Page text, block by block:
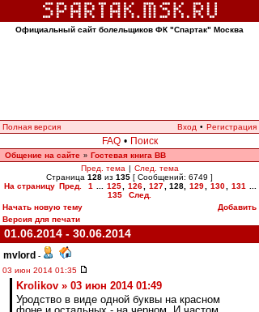
Официальный сайт болельщиков ФК "Спартак" Москва
Полная версия Вход • Регистрация
FAQ • Поиск
Общение на сайте » Гостевая книга ВВ
Пред. тема | След. тема
Страница 128 из 135 [ Сообщений: 6749 ]
На страницу Пред. 1 125 126 127 128, 129 130 131
135
След.
Начать новую тему
Добавить
Версия для печати
01.06.2014 - 30.06.2014
mvlord -
03 июн 2014 01:35
Krolikov » 03 июн 2014 01:49
Уродство в виде одной буквы на красном